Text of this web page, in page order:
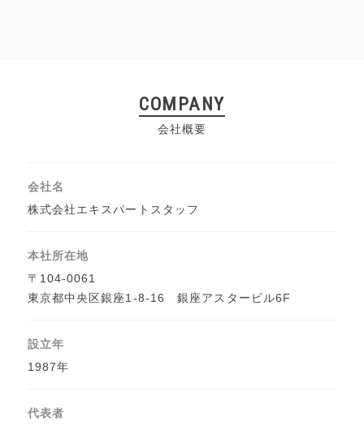
COMPANY
会社概要
会社名
株式会社エキスパートスタッフ
本社所在地
〒104-0061
東京都中央区銀座1-8-16 銀座アスタービル6F
設立年
1987年
代表者